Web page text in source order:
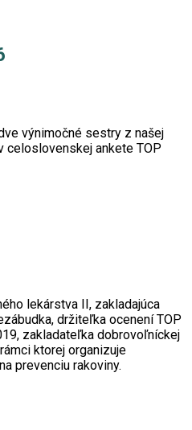
výnimočné sestry z našej
celoslovenskej ankete TOP
lekárstva II, zakladajúca
držiteľka ocenení TOP
zakladateľka dobrovoľníckej
ktorej organizuje
prevenciu rakoviny.